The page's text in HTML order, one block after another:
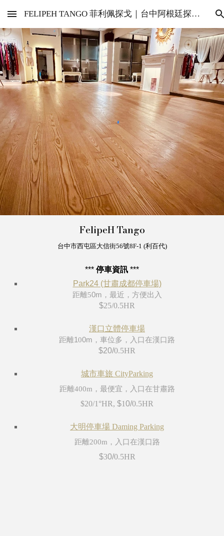
Skip to main content Skip to navigation
FELIPEH TANGO 菲利佩探戈｜台中阿根廷探戈教室
FelipeHTango
台中市西屯區大信街56號8F-1 (利百代)
*** 停車資訊 ***
Park24 (甘肅成都停車場)
距離50m，最近，方便出入
$25/0.5HR
漢口立體停車場
距離1 00m，車位多，入口在漢口 路
$20/0.5HR
城市車旅 CityParking
距離400m，最便宜 ，入口在甘肅路
$20/1°HR, $10/0.5HR
大明停車場 Daming Parking
距離200m，入口在漢口 路
$30/0.5HR